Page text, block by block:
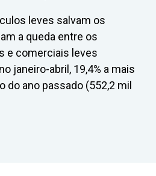
leves salvam os
a queda entre os
e comerciais leves
janeiro-abril, 19,4% a mais
do ano passado (552,2 mil